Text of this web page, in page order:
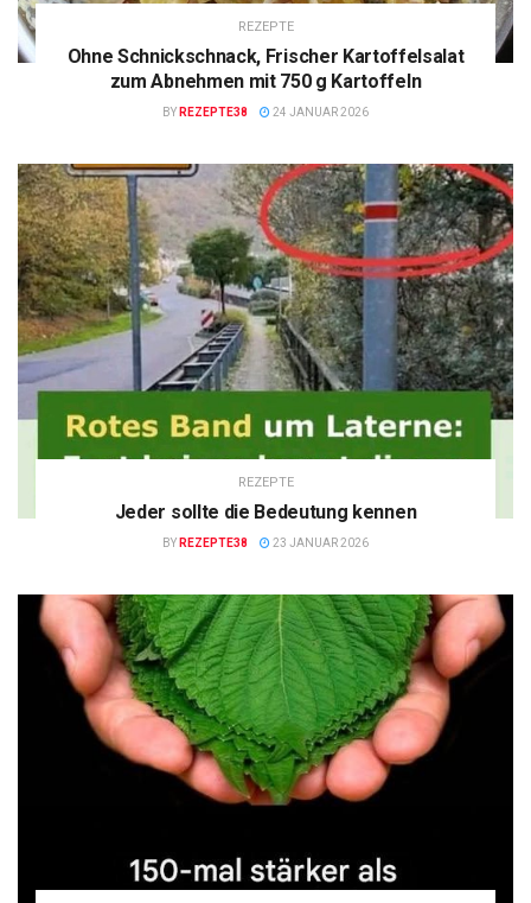
REZEPTE
Ohne Schnickschnack, Frischer Kartoffelsalat
zum Abnehmen mit 750 g Kartoffeln
BY REZEPTE38 24 JANUAR 2026
REZEPTE
Jeder sollte die Bedeutung kennen
BY REZEPTE38 23 JANUAR 2026